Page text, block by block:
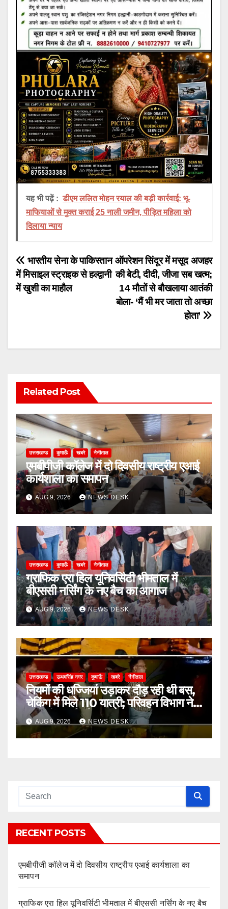
यह भी पढ़ें : डीएम ललित मोहन रयाल की बड़ी कार्रवाई: भू-
माफियाओं से मुक्त कराई 25 नाली जमीन, पीड़ित महिला को
दिलाया न्याय
Post
navigation
ऑपरेशन सिंदूर में मसूद अजहर
की बेटी, दीदी, जीजा सब खत्म;
14 मौतों से बौखलाया आतंकी
बोला- ‘मैं भी मर जाता तो अच्छा
होता’
भारतीय सेना के पाकिस्तान
में मिसाइल स्ट्राइक से हल्द्वानी
में खुशी का माहौल
Related Post
उत्तराखण्ड कुमाऊँ खबरे नैनीताल
एमबीपीजी कॉलेज में दो दिवसीय राष्ट्रीय एआई
कार्यशाला का समापन
AUG 9, 2026 NEWS DESK
उत्तराखण्ड कुमाऊँ खबरे नैनीताल
ग्राफिक एरा हिल यूनिवर्सिटी भीमताल में
बीएससी नर्सिंग के नए बैच का आगाज
AUG 9, 2026 NEWS DESK
उत्तराखण्ड ऊधमसिंह नगर कुमाऊँ खबरे नैनीताल
नियमों की धज्जियां उड़ाकर दौड़ रही थी बस,
चेकिंग में मिले 110 यात्री; परिवहन विभाग ने
की कड़ी कार्रवाई
AUG 9, 2026 NEWS DESK
RECENT POSTS
एमबीपीजी कॉलेज में दो दिवसीय राष्ट्रीय एआई कार्यशाला का
समापन
ग्राफिक एरा हिल यूनिवर्सिटी भीमताल में बीएससी नर्सिंग के नए बैच